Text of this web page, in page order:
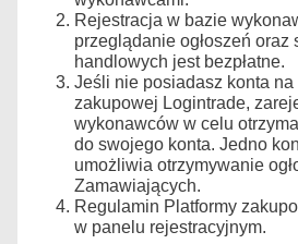
Rejestracja w bazie
przeglądanie ogłoszeń oraz
handlowych jest bezpłatne.
Jeśli nie posiadasz konta na
zakupowej Logintrade,
wykonawców w celu
do swojego konta. Jedno
umożliwia otrzymywanie
Zamawiających.
Regulamin Platformy
w panelu rejestracyjnym.